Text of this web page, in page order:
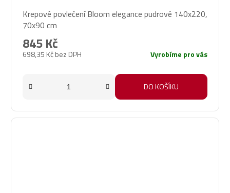
Krepové povlečení Bloom elegance pudrové 140x220,
70x90 cm
698,35 Kč bez DPH
845 Kč
Vyrobíme pro vás
DO KOŠÍKU